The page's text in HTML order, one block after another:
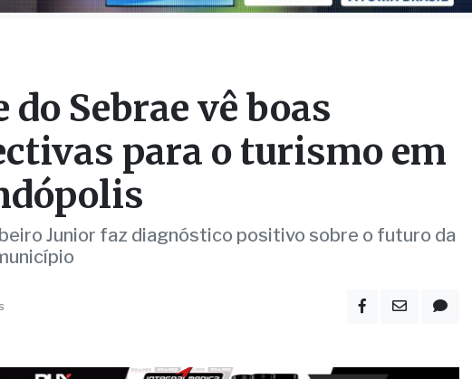
do Sebrae vê boas
para o turismo em